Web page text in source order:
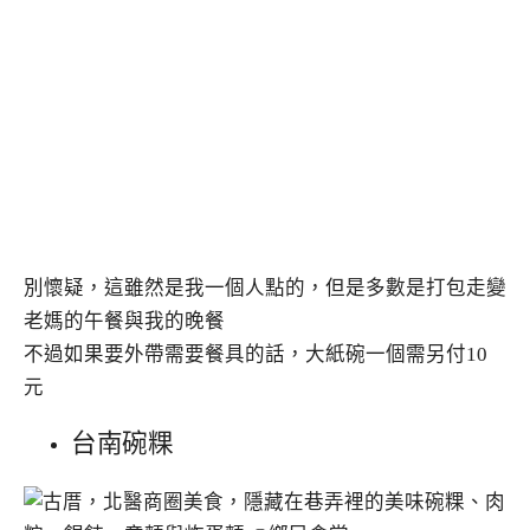
別懷疑，這雖然是我一個人點的，但是多數是打包走變
老媽的午餐與我的晚餐
不過如果要外帶需要餐具的話，大紙碗一個需另付10
元
台南碗粿